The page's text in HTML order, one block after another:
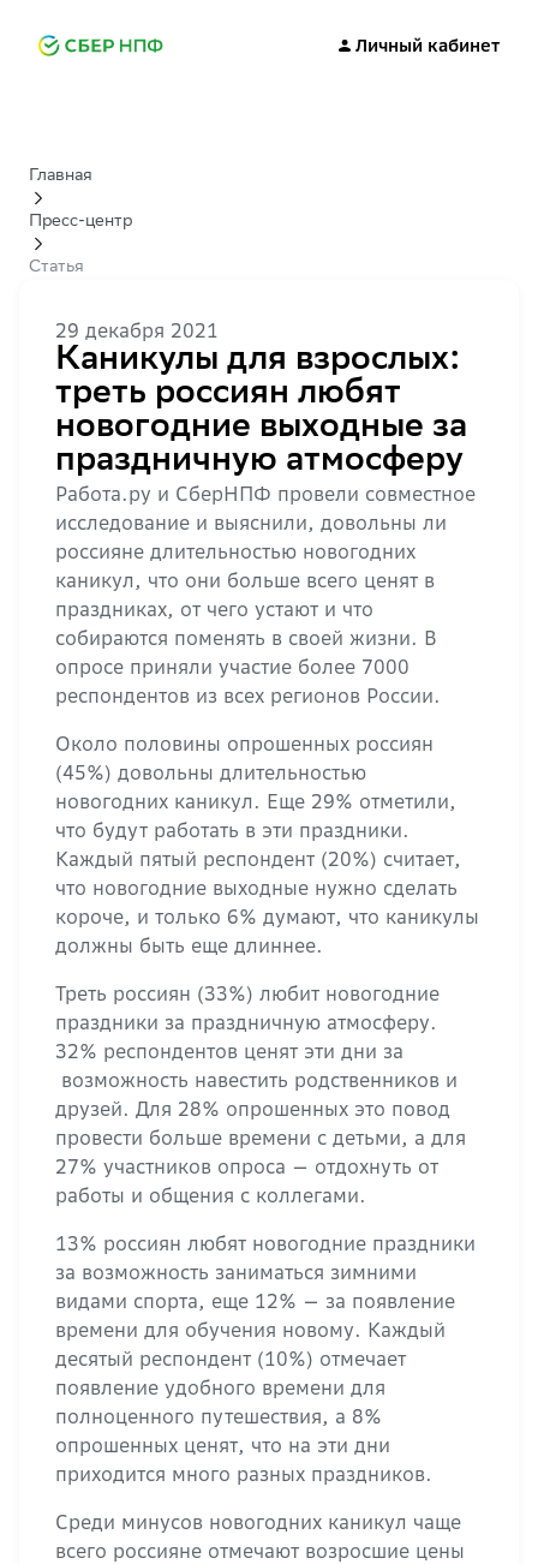
Личный кабинет
Главная
Пресс-центр
Статья
29 декабря 2021
Каникулы для взрослых:
треть россиян любят
новогодние выходные за
праздничную атмосферу
Работа.ру и СберНПФ провели совместное
исследование и выяснили, довольны ли
россияне длительностью новогодних
каникул, что они больше всего ценят в
праздниках, от чего устают и что
собираются поменять в своей жизни. В
опросе приняли участие более 7000
респондентов из всех регионов России.
Около половины опрошенных россиян
(45%) довольны длительностью
новогодних каникул. Еще 29% отметили,
что будут работать в эти праздники.
Каждый пятый респондент (20%) считает,
что новогодние выходные нужно сделать
короче, и только 6% думают, что каникулы
должны быть еще длиннее.
Треть россиян (33%) любит новогодние
праздники за праздничную атмосферу.
32% респондентов ценят эти дни за
возможность навестить родственников и
друзей. Для 28% опрошенных это повод
провести больше времени с детьми, а для
27% участников опроса — отдохнуть от
работы и общения с коллегами.
13% россиян любят новогодние праздники
за возможность заниматься зимними
видами спорта, еще 12% — за появление
времени для обучения новому. Каждый
десятый респондент (10%) отмечает
появление удобного времени для
полноценного путешествия, а 8%
опрошенных ценят, что на эти дни
приходится много разных праздников.
Среди минусов новогодних каникул чаще
всего россияне отмечают возросшие цены